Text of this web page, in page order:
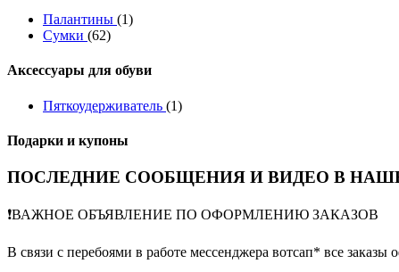
Палантины (1)
Сумки (62)
Аксессуары для обуви
Пяткоудерживатель (1)
Подарки и купоны
ПОСЛЕДНИЕ СООБЩЕНИЯ И ВИДЕО В
❗️ВАЖНОЕ ОБЪЯВЛЕНИЕ ПО ОФОРМЛЕНИЮ ЗАКАЗОВ
В связи с перебоями в работе мессенджера вотсап* все заказы